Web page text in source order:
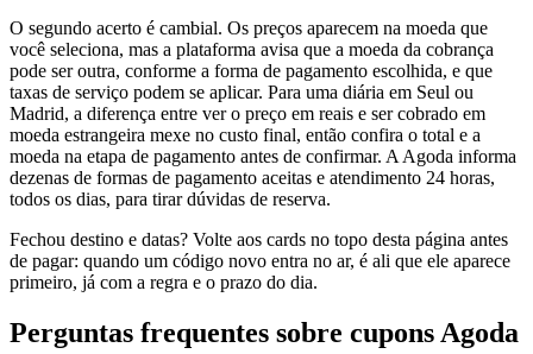
O segundo acerto é cambial. Os preços aparecem na moeda que
você seleciona, mas a plataforma avisa que a moeda da cobrança
pode ser outra, conforme a forma de pagamento escolhida, e que
taxas de serviço podem se aplicar. Para uma diária em Seul ou
Madrid, a diferença entre ver o preço em reais e ser cobrado em
moeda estrangeira mexe no custo final, então confira o total e a
moeda na etapa de pagamento antes de confirmar. A Agoda informa
dezenas de formas de pagamento aceitas e atendimento 24 horas,
todos os dias, para tirar dúvidas de reserva.
Fechou destino e datas? Volte aos cards no topo desta página antes
de pagar: quando um código novo entra no ar, é ali que ele aparece
primeiro, já com a regra e o prazo do dia.
Perguntas frequentes sobre cupons Agoda